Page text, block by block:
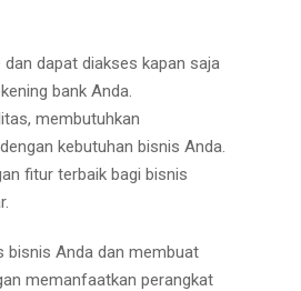
dapat diakses kapan saja
bank Anda.
membutuhkan
kebutuhan bisnis Anda.
fitur terbaik bagi bisnis
bisnis Anda dan membuat
memanfaatkan perangkat